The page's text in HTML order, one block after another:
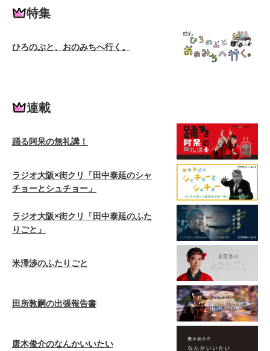
特集
ひろのぶと、おのみちへ行く。
連載
踊る阿呆の無礼講！
ラジオ大阪×街クリ「田中泰延のシャ
チョーとシュチョー」
ラジオ大阪×街クリ「田中泰延のふた
りごと」
米澤渉のふたりごと
田所敦嗣の出張報告書
唐木俊介のなんかいいたい